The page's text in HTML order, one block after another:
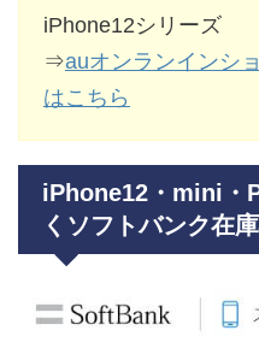
iPhone12シリーズ
⇒auオンランインシ
はこちら
iPhone12・mini・
くソフトバンク在